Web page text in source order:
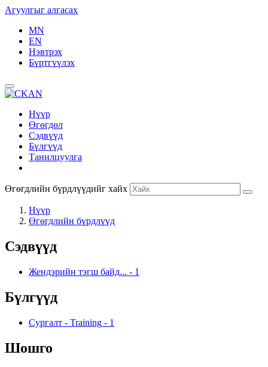
Агуулгыг алгасах
MN
EN
Нэвтрэх
Бүртгүүлэх
Нүүр
Өгөгдөл
Сэдвүүд
Бүлгүүд
Танилцуулга
Өгөгдлийн бүрдлүүдийг хайх
Нүүр
Өгөгдлийн бүрдлүүд
Сэдвүүд
Жендэрийн тэгш байд... - 1
Бүлгүүд
Сургалт - Training - 1
Шошго